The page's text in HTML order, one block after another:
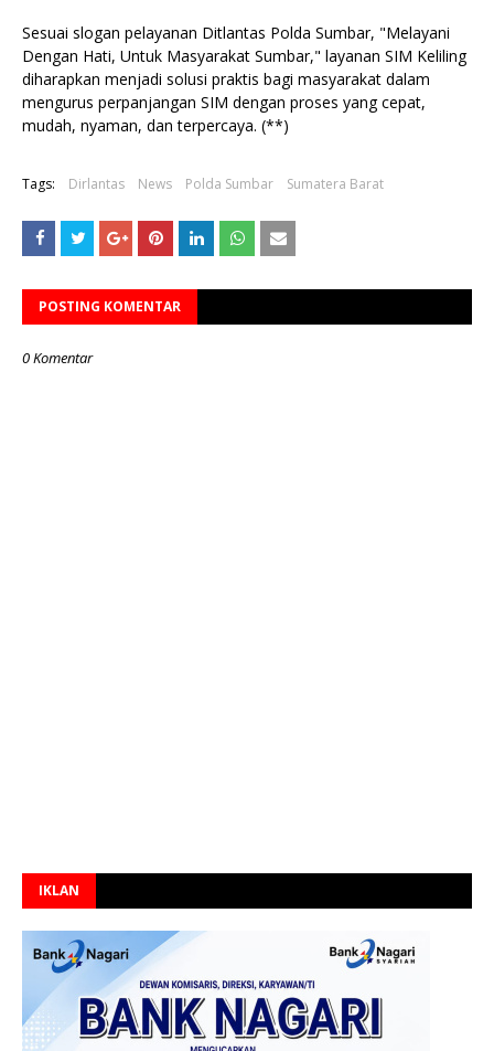
Sesuai slogan pelayanan Ditlantas Polda Sumbar, "Melayani
Dengan Hati, Untuk Masyarakat Sumbar," layanan SIM Keliling
diharapkan menjadi solusi praktis bagi masyarakat dalam
mengurus perpanjangan SIM dengan proses yang cepat,
mudah, nyaman, dan terpercaya. (**)
Tags: Dirlantas News Polda Sumbar Sumatera Barat
POSTING KOMENTAR
0 Komentar
IKLAN